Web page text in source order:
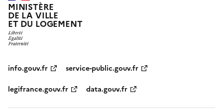
MINISTÈRE
DE LA VILLE
ET DU LOGEMENT
info.gouv.fr
service-public.gouv.fr
legifrance.gouv.fr
data.gouv.fr